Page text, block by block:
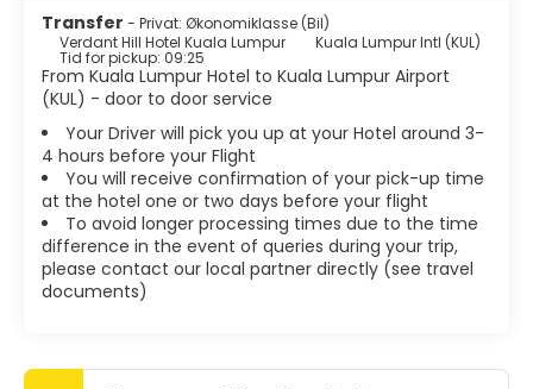
Transfer - Privat: Økonomiklasse (Bil)
Verdant Hill Hotel Kuala Lumpur
Kuala Lumpur Intl (KUL)
Tid for pickup: 09:25
From Kuala Lumpur Hotel to Kuala Lumpur Airport
(KUL) - door to door service
Your Driver will pick you up at your Hotel around 3-
4 hours before your Flight
You will receive confirmation of your pick-up time
at the hotel one or two days before your flight
To avoid longer processing times due to the time
difference in the event of queries during your trip,
please contact our local partner directly (see travel
documents)